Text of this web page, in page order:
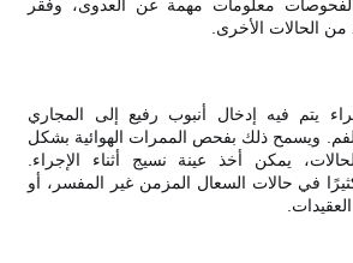
الفحوصات معلومات مهمة عن العدوى، وفقر
من الحالات الأخرى.
يتم فيه إدخال أنبوب رفيع إلى المجاري
الفم. ويسمح ذلك بفحص الممرات الهوائية بشكل
يمكن أخذ عينة نسيج أثناء الإجراء.
في حالات السعال المزمن غير المفسر، أو